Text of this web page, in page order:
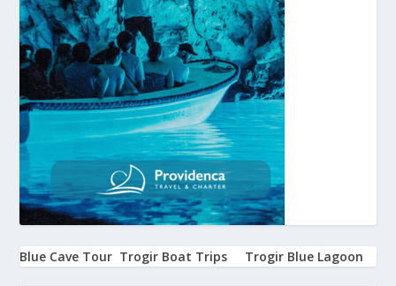
Blue Cave Tour Trogir Boat Trips Trogir Blue Lagoon